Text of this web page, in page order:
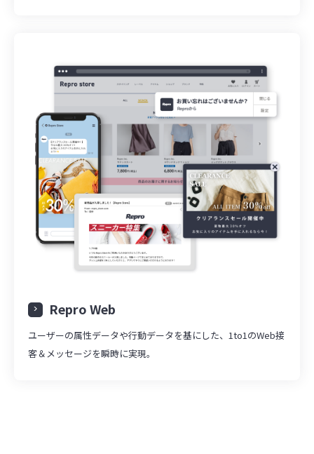
Repro Web
ユーザーの属性データや行動データを基にした、1to1のWeb接
客＆メッセージを瞬時に実現。